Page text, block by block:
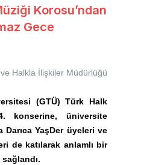
Korosu’ndan
Gece
ve Halkla İlişkiler Müdürlüğü
(GTÜ) Türk Halk
konserine, üniversite
Darıca YaşDer üyeleri ve
de katılarak anlamlı bir